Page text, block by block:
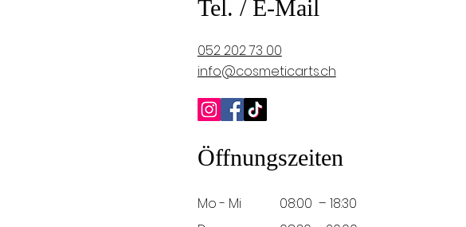
Tel. / E-Mail
052 202 73 00
info@cosmeticarts.ch
Öffnungszeiten
Mo - Mi
08:00 – 18:30